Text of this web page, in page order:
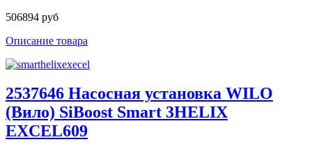
506894 руб
Описание товара
2537646 Насосная установка WILO
(Вило) SiBoost Smart 3HELIX
EXCEL609